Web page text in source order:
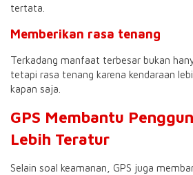
tertata.
Memberikan rasa tenang
Terkadang manfaat terbesar bukan
tetapi rasa tenang karena kendaraan
kapan saja.
GPS Membantu
Lebih Teratur
Selain soal keamanan, GPS juga